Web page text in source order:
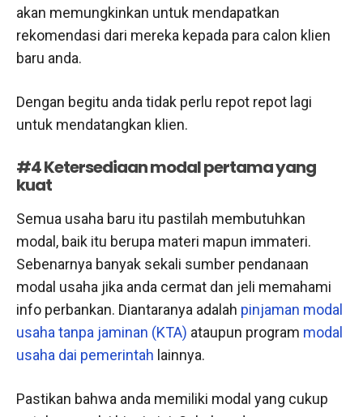
akan memungkinkan untuk mendapatkan
rekomendasi dari mereka kepada para calon klien
baru anda.
Dengan begitu anda tidak perlu repot repot lagi
untuk mendatangkan klien.
#4 Ketersediaan modal pertama yang
kuat
Semua usaha baru itu pastilah membutuhkan
modal, baik itu berupa materi mapun immateri.
Sebenarnya banyak sekali sumber pendanaan
modal usaha jika anda cermat dan jeli memahami
info perbankan. Diantaranya adalah pinjaman modal
usaha tanpa jaminan (KTA) ataupun program modal
usaha dai pemerintah lainnya.
Pastikan bahwa anda memiliki modal yang cukup